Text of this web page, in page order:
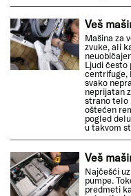
Veš
Mašina za
zvuke, ali
Ljudi često
centrifuge,
svako
neprijatan
strano telo
oštećen
pogled
u takvom
Veš
Najčešći
pumpe.
predmeti